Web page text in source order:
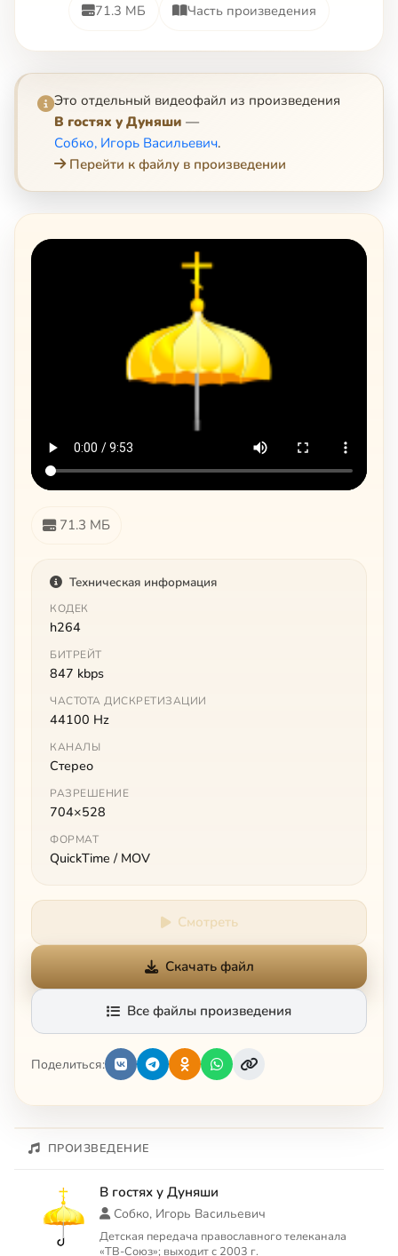
71.3 МБ Часть произведения
Это отдельный видеофайл из произведения
В гостях у Дуняши —
Собко, Игорь Васильевич.
Перейти к файлу в произведении
71.3 МБ
Техническая информация
КОДЕК
h264
БИТРЕЙТ
847 kbps
ЧАСТОТА ДИСКРЕТИЗАЦИИ
44100 Hz
КАНАЛЫ
Стерео
РАЗРЕШЕНИЕ
704×528
ФОРМАТ
QuickTime / MOV
Смотреть
Скачать файл
Все файлы произведения
Поделиться:
ПРОИЗВЕДЕНИЕ
В гостях у Дуняши
Собко, Игорь Васильевич
Детская передача православного телеканала
«ТВ-Союз»; выходит с 2003 г.